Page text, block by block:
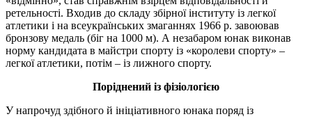
ретельності. Входив до складу збірної інституту із легкої
атлетики і на всеукраїнських змаганнях 1966 р. завоював
бронзову медаль (біг на 1000 м). А незабаром юнак виконав
норму кандидата в майстри спорту із «королеви спорту» –
легкої атлетики, потім – із лижного спорту.
Поріднений із фізіологією
У напрочуд здібного й ініціативного юнака поряд із